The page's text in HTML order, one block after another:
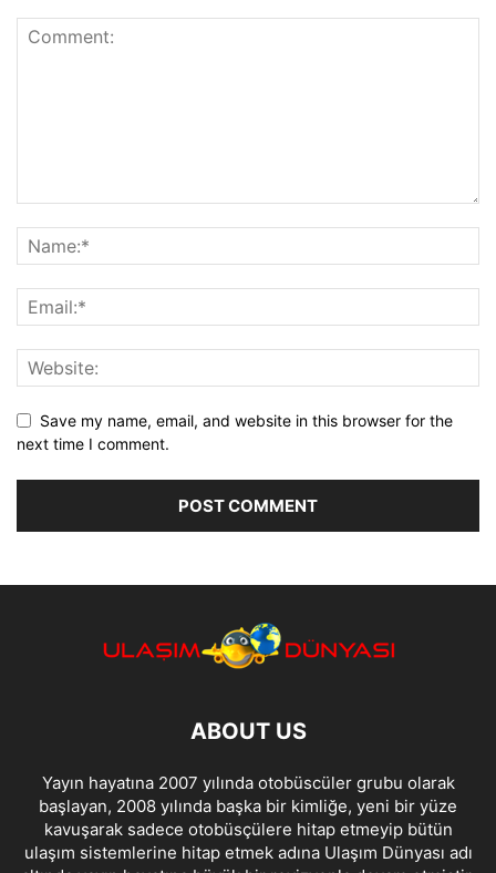
Save my name, email, and website in this browser for the
next time I comment.
ABOUT US
Yayın hayatına 2007 yılında otobüscüler grubu olarak
başlayan, 2008 yılında başka bir kimliğe, yeni bir yüze
kavuşarak sadece otobüsçülere hitap etmeyip bütün
ulaşım sistemlerine hitap etmek adına Ulaşım Dünyası adı